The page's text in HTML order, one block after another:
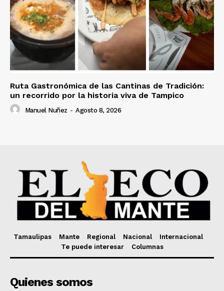
Ruta Gastronómica de las Cantinas de Tradición:
un recorrido por la historia viva de Tampico
Manuel Nuñez - Agosto 8, 2026
Tamaulipas Mante Regional Nacional
Internacional
Te puede interesar
Columnas
Quienes somos